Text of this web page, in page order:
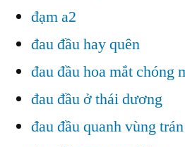
đạm a2
đau đầu hay quên
đau đầu hoa mắt chóng
đau đầu ở thái dương
đau đầu quanh vùng trán